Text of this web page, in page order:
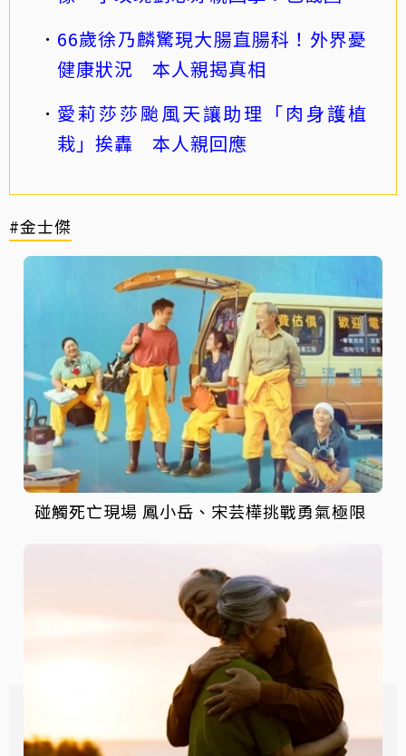
66歲徐乃麟驚現大腸直腸科！外界憂
健康狀況 本人親揭真相
愛莉莎莎颱風天讓助理「肉身護植
栽」挨轟 本人親回應
#金士傑
碰觸死亡現場 鳳小岳、宋芸樺挑戰勇氣極限